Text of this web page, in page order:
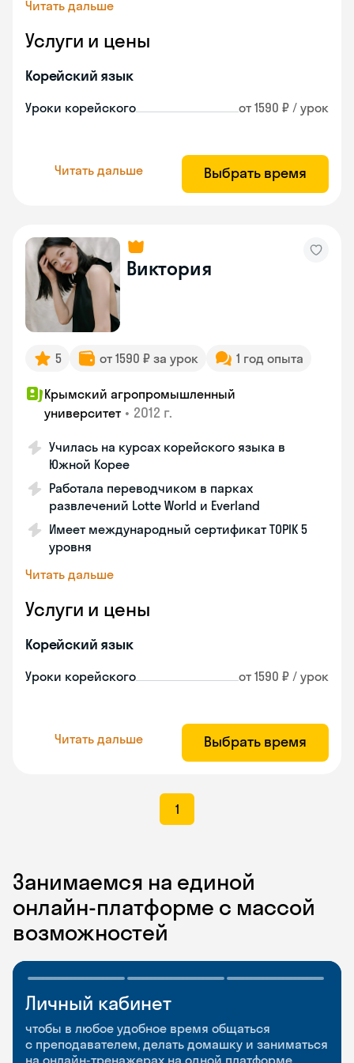
Читать дальше
Услуги и цены
Корейский язык
Уроки корейского от 1590 ₽ / урок
Читать дальше Выбрать время
Виктория
5 от 1590 ₽ за урок 1 год опыта
Крымский агропромышленный
университет • 2012 г.
Училась на курсах корейского языка в
Южной Корее
Работала переводчиком в парках
развлечений Lotte World и Everland
Имеет международный сертификат TOPIK 5
уровня
Читать дальше
Услуги и цены
Корейский язык
Уроки корейского от 1590 ₽ / урок
Читать дальше Выбрать время
1
Занимаемся на единой
онлайн-платформе с массой
возможностей
Личный кабинет
чтобы в любое удобное время общаться
с преподавателем, делать домашку и заниматься
на онлайн-тренажерах на одной платформе
Мобильное
приложение
чтобы заниматься и изучать новые слова где
Разговорные клубы
и Talks
Групповые занятия для разговорной практики